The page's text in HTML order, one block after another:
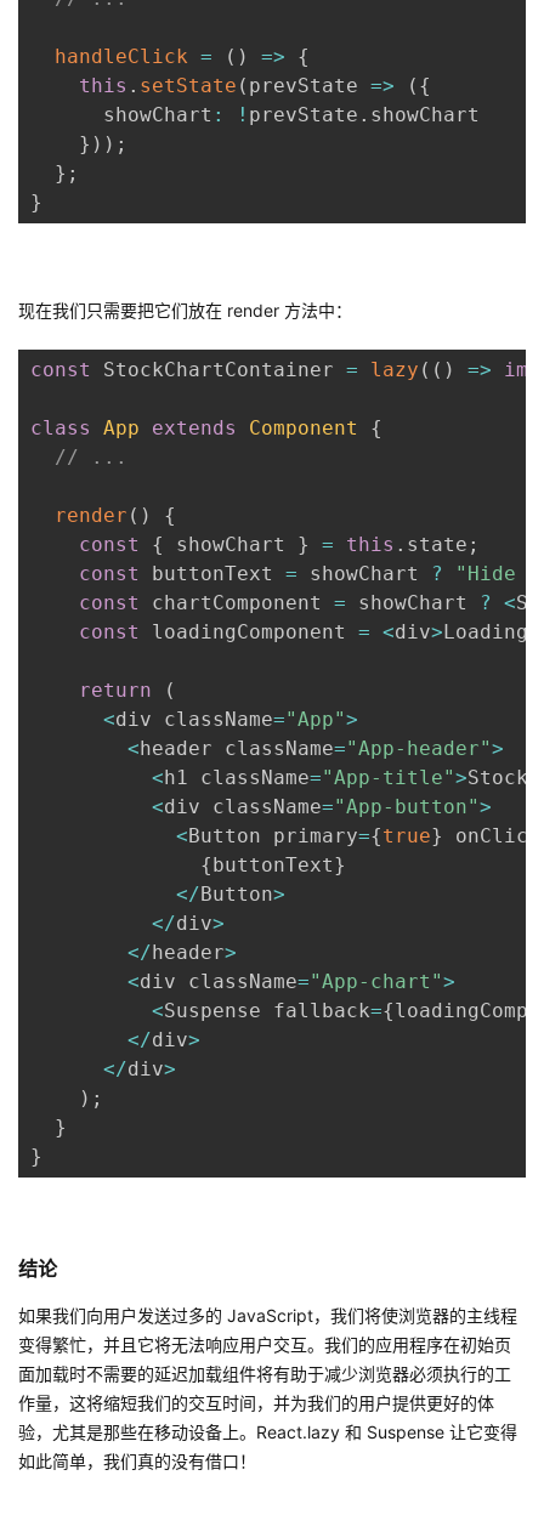
handleClick = ( ) =>
{
this . setState ( prevState => ( {
      showChart
: ! prevState . showChart
} ) ) ;
} ;
}
现在我们只需要把它们放在 render 方法中：
const StockChartContainer = lazy ( ( ) =>
class App extends Component
{
// ...
render ( )
{
const
{ showChart } = this . state ;
const
buttonText = showChart ?
"Hide
const
chartComponent = showChart ? <
const
loadingComponent = <div>Loading
return
(
<div className="App">
<header className="App-header">
<h1 className="App-title">Stock
<div className="App-button">
<Button primary={true} onClick
{buttonText}
</Button>
</div>
</header>
<div className="App-chart">
<Suspense fallback={
</div>
</div>
) ;
}
}
结论
如果我们向用户发送过多的 JavaScript，我们将使浏览器的主线程
变得繁忙，并且它将无法响应用户交互。我们的应用程序在初始页
面加载时不需要的延迟加载组件将有助于减少浏览器必须执行的工
作量，这将缩短我们的交互时间，并为我们的用户提供更好的体
验，尤其是那些在移动设备上。React.lazy 和 Suspense 让它变得
如此简单，我们真的没有借口！